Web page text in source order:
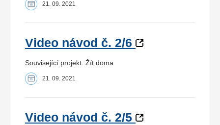
21. 09. 2021
Video návod č. 2/6
Související projekt: Žít doma
21. 09. 2021
Video návod č. 2/5